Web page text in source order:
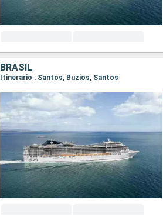
BRASIL
Itinerario : Santos, Buzios, Santos